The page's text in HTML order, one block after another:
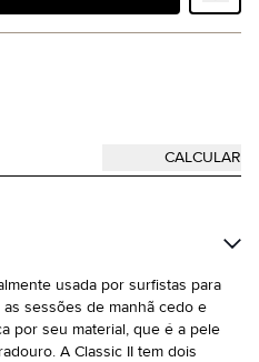
usada por surfistas para
sessões de manhã cedo e
por seu material, que é a pele
A Classic II tem dois